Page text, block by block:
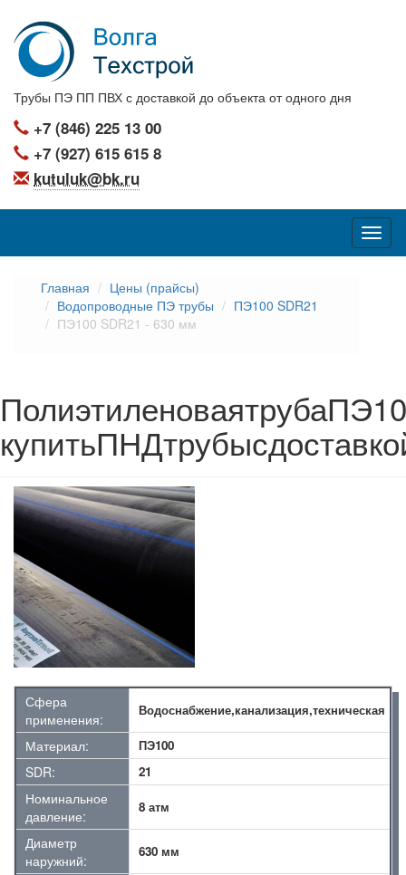
Трубы ПЭ ПП ПВХ с доставкой до объекта от одного дня
+7 (846) 225 13 00
+7 (927) 615 615 8
kutuluk@bk.ru
Главная
Цены (прайсы)
Водопроводные ПЭ трубы
ПЭ100 SDR21
ПЭ100 SDR21 - 630 мм
Сфера
применения:
Водоснабжение,канализация,техническая
Материал: ПЭ100
SDR: 21
Номинальное
давление:
8 атм
Диаметр
наружний:
630 мм